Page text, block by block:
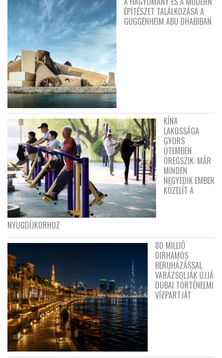
ÉPÍTÉSZET TALÁLKOZÁSA A
GUGGENHEIM ABU DHABIBAN
KÍNA
LAKOSSÁGA
GYORS
ÜTEMBEN
ÖREGSZIK: MÁR
MINDEN
NEGYEDIK EMBER
KÖZELÍT A
NYUGDÍJKORHOZ
80 MILLIÓ
DIRHAMOS
BERUHÁZÁSSAL
VARÁZSOLJÁK ÚJJÁ
DUBAI TÖRTÉNELMI
VÍZPARTJÁT